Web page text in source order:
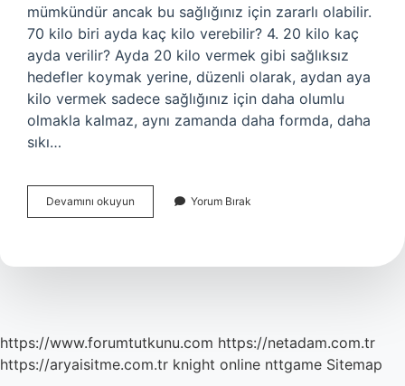
mümkündür ancak bu sağlığınız için zararlı olabilir.
70 kilo biri ayda kaç kilo verebilir? 4. 20 kilo kaç
ayda verilir? Ayda 20 kilo vermek gibi sağlıksız
hedefler koymak yerine, düzenli olarak, aydan aya
kilo vermek sadece sağlığınız için daha olumlu
olmakla kalmaz, aynı zamanda daha formda, daha
sıkı…
Devamını okuyun
Kg
Kaç
Yorum Bırak
https://www.forumtutkunu.com https://netadam.com.tr
https://aryaisitme.com.tr knight online nttgame Sitemap